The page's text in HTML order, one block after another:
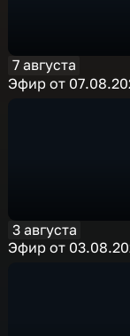
7 августа
Эфир от
3 августа
Эфир от